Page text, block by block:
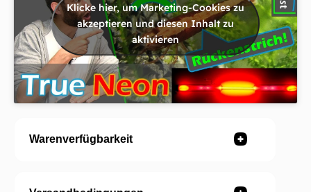
Klicke hier, um Marketing-Cookies zu
akzeptieren und diesen Inhalt zu
aktivieren
Warenverfügbarkeit